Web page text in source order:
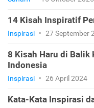
14 Kisah Inspiratif
Inspirasi • 27 September
8 Kisah Haru di
Indonesia
Inspirasi • 26 April 2024
Kata-Kata Inspirasi